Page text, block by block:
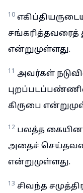
10
சங்கரித்தவரைத்
என்றுமுள்ளது.
11 அவர்கள்
கிருபை
12 பலத்த
அதைச்
என்றுமுள்ளது.
13 சிவந்த